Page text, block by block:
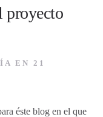
proyecto
EN 21
éste blog en el que